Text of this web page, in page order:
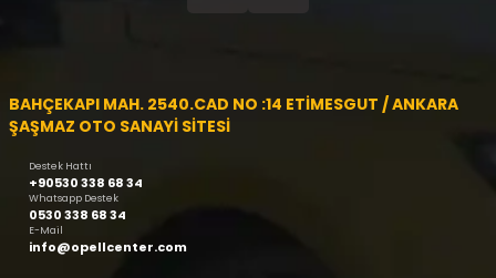
BAHÇEKAPI MAH. 2540.CAD NO :14 ETİMESGUT / ANKARA
ŞAŞMAZ OTO SANAYİ SİTESİ
Destek Hattı
+90530 338 68 34
Whatsapp Destek
0530 338 68 34
E-Mail
info@opellcenter.com